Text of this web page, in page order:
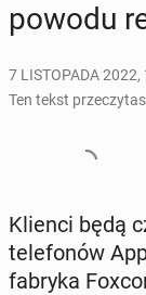
powodu
7 LISTOPADA 2022,
Ten tekst
Klienci będą
te­le­fo­nów
fabryka